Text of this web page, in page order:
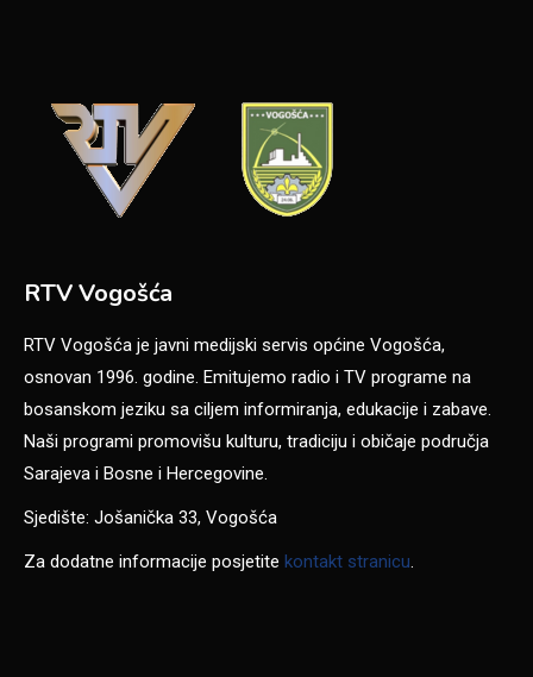
RTV Vogošća
RTV Vogošća je javni medijski servis općine Vogošća,
osnovan 1996. godine. Emitujemo radio i TV programe na
bosanskom jeziku sa ciljem informiranja, edukacije i zabave.
Naši programi promovišu kulturu, tradiciju i običaje područja
Sarajeva i Bosne i Hercegovine.
Sjedište: Jošanička 33, Vogošća
Za dodatne informacije posjetite kontakt stranicu